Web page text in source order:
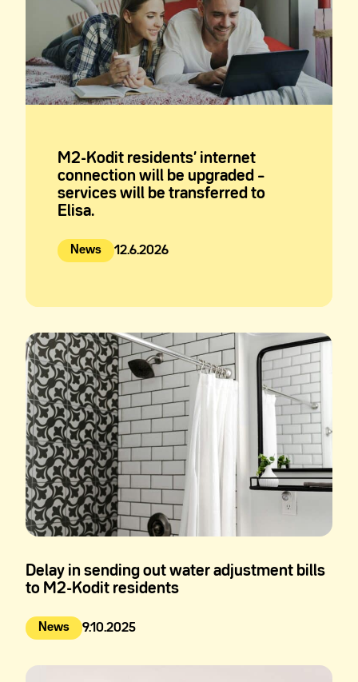
M2-Kodit residents’ internet
connection will be upgraded –
services will be transferred to
Elisa.
News
Julkaistu: 12.6.2026
Delay in sending out water adjustment bills
to M2-Kodit residents
News
Julkaistu: 9.10.2025